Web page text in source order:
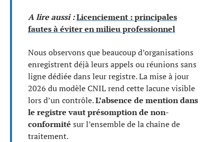
A lire aussi :Licenciement : principales
fautes à éviter en milieu professionnel
Nous observons que beaucoup d’organisations
enregistrent déjà leurs appels ou réunions sans
ligne dédiée dans leur registre. La mise à jour
2026 du modèle CNIL rend cette lacune visible
lors d’un contrôle.L’absence de mention dans
le registre vaut présomption de non-
conformité sur l’ensemble de la chaîne de
traitement.